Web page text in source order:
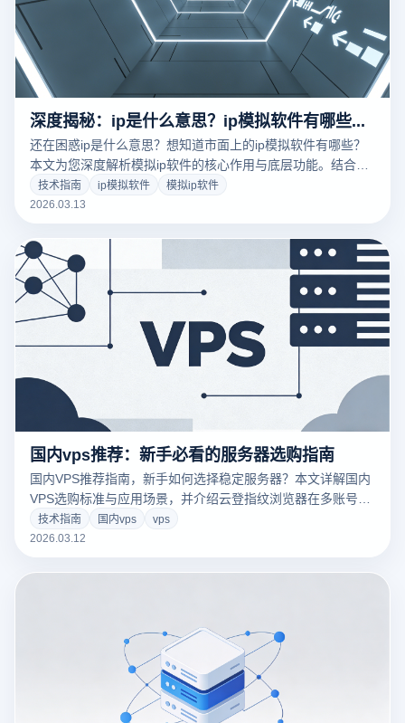
深度揭秘：ip是什么意思？ip模拟软件有哪些及其核心功能与防关联指南
还在困惑ip是什么意思？想知道市面上的ip模拟软件有哪些？
本文为您深度解析模拟ip软件的核心作用与底层功能。结合云
登指纹浏览器行业领先的防关联技术，教您如何低成本、高效
率地实现多平台账号安全矩阵运营，彻底告别封号重灾区！立
技术指南 ip模拟软件
模拟ip软件
2026.03.13
国内vps推荐：新手必看的服务器选购指南
国内VPS推荐指南，新手如何选择稳定服务器？本文详解国内
VPS选购标准与应用场景，并介绍云登指纹浏览器在多账号管
理与安全环境搭建中的实用技巧。
技术指南 国内vps
vps
2026.03.12